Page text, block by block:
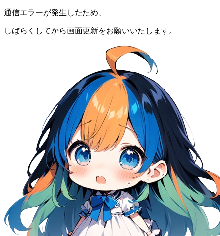
通信エラーが発生したため、
しばらくしてから画面更新をお願いいたします。